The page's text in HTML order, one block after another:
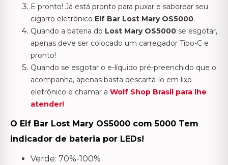
E pronto! Já está pronto para puxar e saborear seu
cigarro eletrônico Elf Bar Lost Mary OS5000.
Quando a bateria do Lost Mary OS5000 se esgotar,
apenas deve ser colocado um carregador Tipo-C e
pronto!
Quando se esgotar o e-líquido pré-preenchido que o
acompanha, apenas basta descartá-lo em lixo
eletrônico e chamar a Wolf Shop Brasil para lhe
atender!
O Elf Bar Lost Mary OS5000 com 5000 Tem
indicador de bateria por LEDs!
Verde: 70%-100%